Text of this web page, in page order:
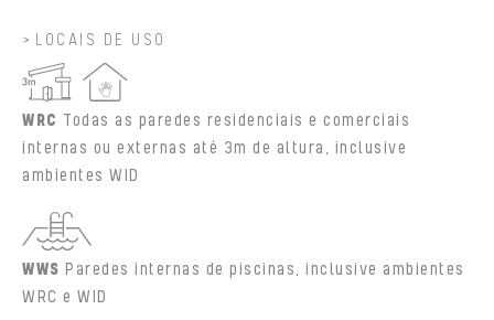
LOCAIS DE USO
WRC Todas as paredes residenciais e comerciais
internas ou externas até 3m de altura, inclusive
ambientes WID
WWS Paredes internas de piscinas, inclusive ambientes
WRC e WID